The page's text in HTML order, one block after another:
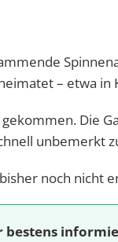
– etwa in
Die
unbemerkt
noch nicht
bestens